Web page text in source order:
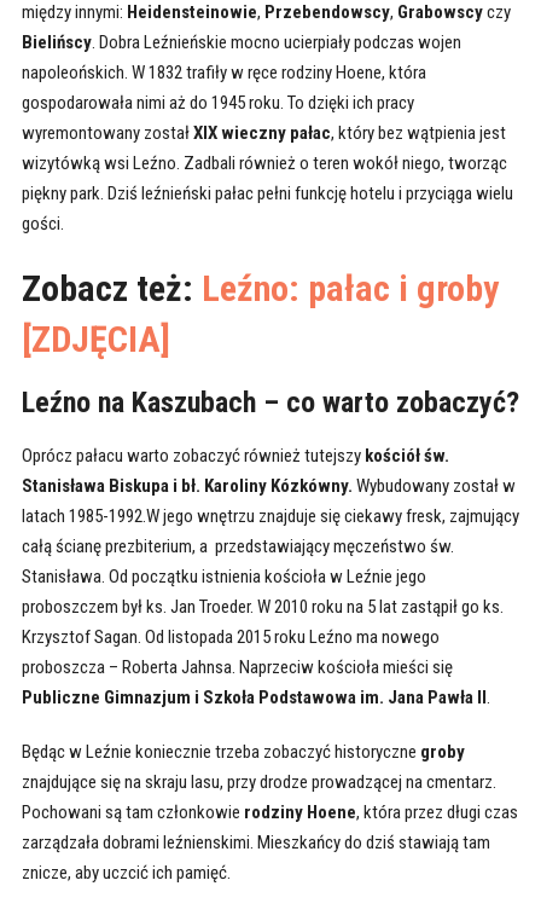
między innymi: Heidensteinowie, Przebendowscy, Grabowscyczy
Bielińscy. Dobra Leźnieńskie mocno ucierpiały podczas wojen
napoleońskich. W 1832 trafiły w ręce rodziny Hoene, która
gospodarowała nimi aż do 1945 roku. To dzięki ich pracy
wyremontowany zostałXIX wieczny pałac, który bez wątpienia jest
wizytówką wsi Leźno. Zadbali również o teren wokół niego, tworząc
piękny park. Dziś leźnieński pałac pełni funkcję hotelu i przyciąga wielu
gości.
Zobacz też: Leźno: pałac i groby
[ZDJĘCIA]
Leźno na Kaszubach – co warto zobaczyć?
Oprócz pałacu warto zobaczyć również tutejszy kościół św.
Stanisława Biskupa i bł. Karoliny Kózkówny. Wybudowany został w
latach 1985-1992.W jego wnętrzu znajduje się ciekawy fresk, zajmujący
całą ścianę prezbiterium, a przedstawiający męczeństwo św.
Stanisława. Od początku istnienia kościoła w Leźnie jego
proboszczem był ks. Jan Troeder. W 2010 roku na 5 lat zastąpił go ks.
Krzysztof Sagan. Od listopada 2015 roku Leźno ma nowego
proboszcza – Roberta Jahnsa. Naprzeciw kościoła mieści się
Publiczne Gimnazjum i Szkoła Podstawowa im. Jana Pawła II.
Będąc w Leźnie koniecznie trzeba zobaczyć historyczne groby
znajdujące się na skraju lasu, przy drodze prowadzącej na cmentarz.
Pochowani są tam członkowie rodziny Hoene, która przez długi czas
zarządzała dobrami leźnienskimi. Mieszkańcy do dziś stawiają tam
znicze, aby uczcić ich pamięć.